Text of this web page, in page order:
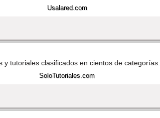
tutoriales clasificados en cientos de categorí­as.